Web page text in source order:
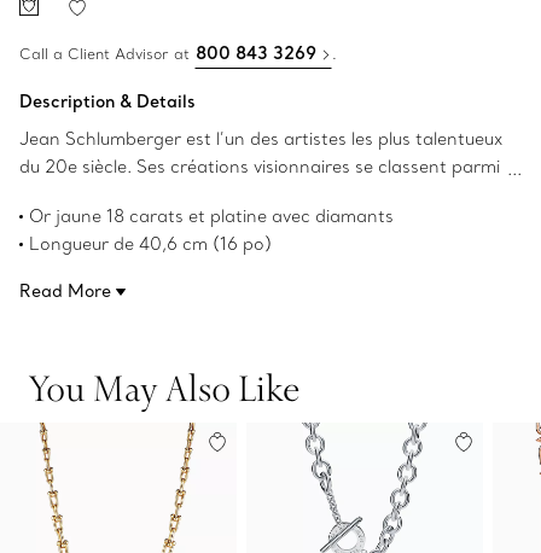
Call a Client Advisor at 800 843 3269 .
Description & Details
Jean Schlumberger est l’un des artistes les plus talentueux
du 20e siècle. Ses créations visionnaires se classent parmi
grande famille de commerçants de textile en Alsace, en
France, ses débuts autodidactes ont influencé certaines
la texture.
Or jaune 18 carats et platine avec diamants
Longueur de 40,6 cm (16 po)
Product number:60107672
Read More
You May Also Like